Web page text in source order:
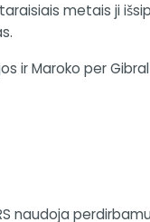
metais ji
ir Maroko per
naudoja